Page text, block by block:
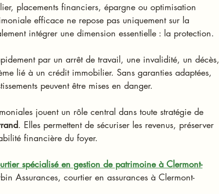
placements financiers, épargne ou optimisation
efficace ne repose pas uniquement sur la
intégrer une dimension essentielle : la protection.
par un arrêt de travail, une invalidité, un décès,
lié à un crédit immobilier. Sans garanties adaptées,
peuvent être mises en danger.
jouent un rôle central dans toute stratégie de
. Elles permettent de sécuriser les revenus, préserver
financière du foyer.
spécialisé en gestion de patrimoine à Clermont-
Assurances, courtier en assurances à Clermont-